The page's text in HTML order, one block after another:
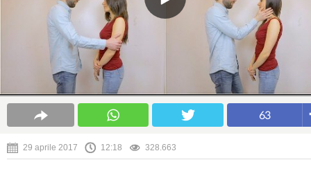
63
29 aprile 2017 12:18 328.663